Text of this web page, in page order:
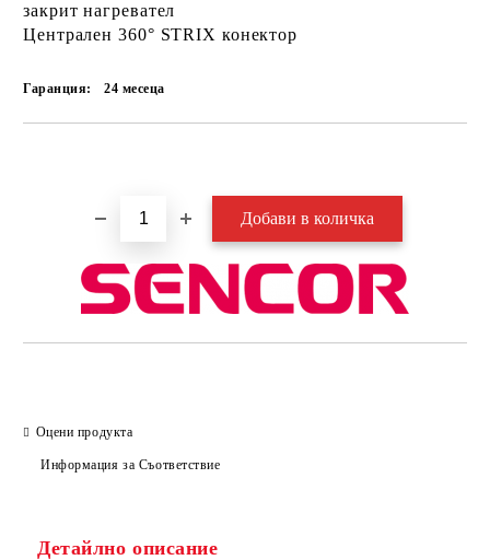
закрит нагревател
Централен 360° STRIX конектор
Гаранция: 24 месеца
Оцени продукта
Информация за Съответствие
Детайлно описание